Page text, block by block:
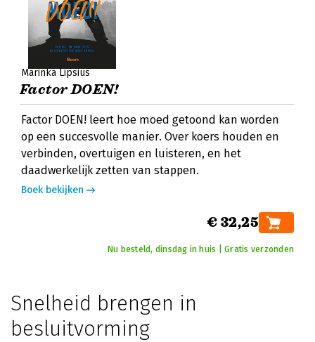
Marinka Lipsius
Factor DOEN!
Factor DOEN! leert hoe moed getoond kan worden
op een succesvolle manier. Over koers houden en
verbinden, overtuigen en luisteren, en het
daadwerkelijk zetten van stappen.
Boek bekijken
€ 32,25
Nu besteld, dinsdag in huis | Gratis verzonden
Snelheid brengen in
besluitvorming